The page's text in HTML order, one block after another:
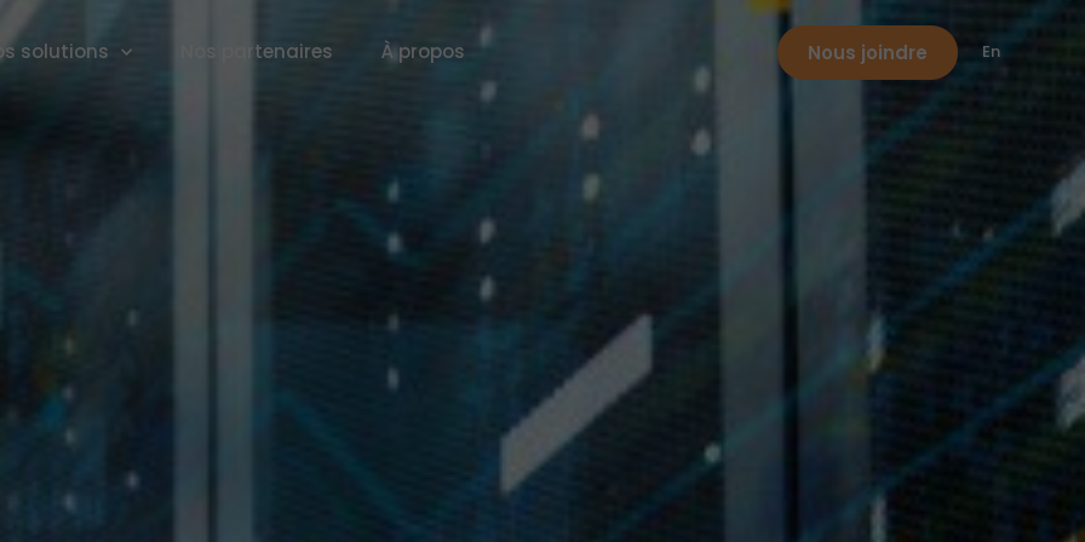
solutions Nos partenaires À propos Nous joindre En